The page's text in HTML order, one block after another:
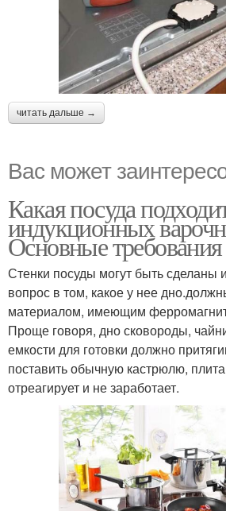
читать дальше →
Вас может
Какая посуда
индукционных
Основные требования
Стенки посуды могут быть сделаны
вопрос в том, какое у нее
материалом, имеющим
Проще говоря, дно сковороды,
емкости для готовки должно
поставить обычную кастрюлю,
отреагирует и не заработает.